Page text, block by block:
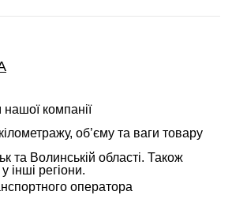
компанії
об’єму та ваги товару
та Волинській області. Також
інші регіони.
оператора